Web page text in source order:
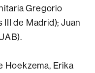
Gregorio
de Madrid); Juan
Hoekzema, Erika